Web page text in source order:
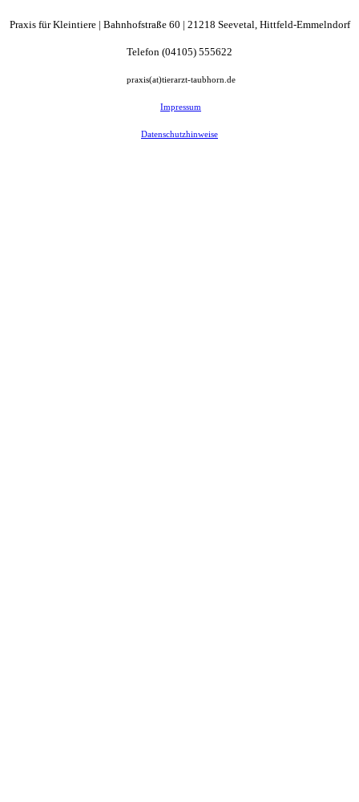
Praxis für Kleintiere | Bahnhofstraße60 | 21218 Seevetal, Hittfeld-Emmelndorf
Telefon (04105) 555622
praxis(at)tierarzt-taubhorn.de
Impressum
Datenschutzhinweise